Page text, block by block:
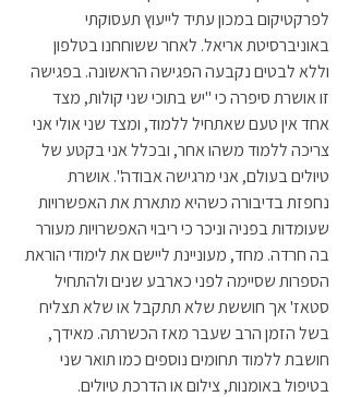
לפרקטיקום במכון עתיד לייעוץ תעסוקתי
באוניברסיטת אריאל. לאחר ששוחחנו בטלפון
וללא לבטים נקבעה הפגישה הראשונה. בפגישה
זו אושרת סיפרה כי "יש בתוכי שני קולות, מצד
אחד אין טעם שאתחיל ללמוד, ומצד שני אולי אני
צריכה ללמוד משהו אחר, ובכלל אני בקטע של
טיולים בעולם, אני מרגישה אבודה". אושרת
נחפזת בדיבורה כשהיא מתארת את האפשרויות
שעומדות בפניה וניכר כי ריבוי האפשרויות מעורר
בה חרדה. מחד, מעוניינת ליישם את לימודי הוראת
הספרות שסיימה לפני כארבע שנים ולהתחיל
סטאז' אך חוששת שלא תתקבל או שלא תצליח
בשל הזמן הרב שעבר מאז הכשרתה. מאידך,
חושבת ללמוד תחומים נוספים כמו תואר שני
בטיפול באומנות, צילום או הדרכת טיולים.